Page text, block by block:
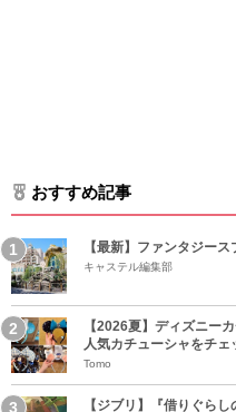
おすすめ記事
【最新】ファンタジー
キャステル編集部
【2026夏】ディズニー
人気カチューシャをチェ
Tomo
【ジブリ】『借りぐら